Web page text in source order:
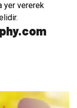
yer vererek